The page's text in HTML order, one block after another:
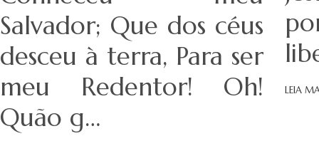
Salvador; Que dos céus
desceu à terra, Para ser
meu Redentor! Oh!
Quão g…
LEIA